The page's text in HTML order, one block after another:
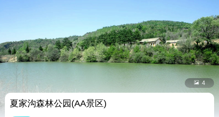
 4
夏家沟森林公园(AA景区)